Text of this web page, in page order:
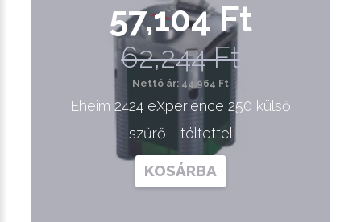
57,104 Ft
62,244 Ft
Nettó ár: 44,964 Ft
Eheim 2424 eXperience 250 külső
szűrő - töltettel
KOSÁRBA